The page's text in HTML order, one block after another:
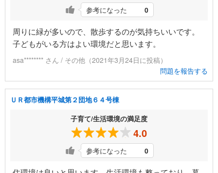
参考になった 0
周りに緑が多いので、散歩するのが気持ちいいです。
子どもがいる方はよい環境だと思います。
asa******** さん / その他（2021年3月24日に投稿）
問題を報告する
ＵＲ都市機構平城第２団地６４号棟
子育て/生活環境の満足度
4.0
参考になった 0